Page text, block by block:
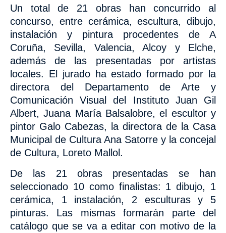
Un total de 21 obras han concurrido al
concurso, entre cerámica, escultura, dibujo,
instalación y pintura procedentes de A
Coruña, Sevilla, Valencia, Alcoy y Elche,
además de las presentadas por artistas
locales. El jurado ha estadoformado por la
directora del Departamento de Arte y
Comunicación Visual del Instituto Juan Gil
Albert, Juana María Balsalobre, el escultor y
pintor Galo Cabezas, la directora de la Casa
Municipal de Cultura Ana Satorre y la concejal
de Cultura, Loreto Mallol.
De las 21 obras presentadas se han
seleccionado 10 como finalistas: 1 dibujo, 1
cerámica, 1 instalación, 2 esculturas y 5
pinturas. Las mismas
formarán parte del
catálogo que se va a editar con motivo de la